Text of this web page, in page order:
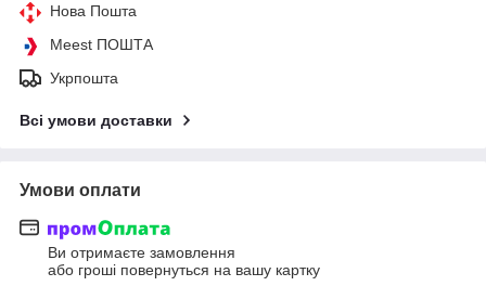
Нова Пошта
Meest ПОШТА
Укрпошта
Всі умови доставки
Умови оплати
Ви отримаєте замовлення
або гроші повернуться на вашу картку